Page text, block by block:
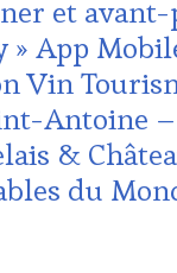
et
» App
Vin
Antoine –
&
du